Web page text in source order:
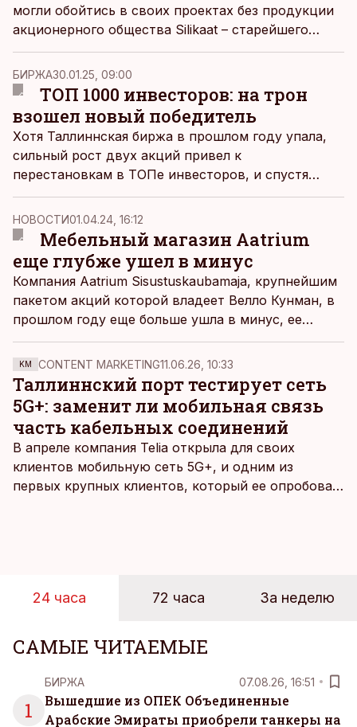
могли обойтись в своих проектах без продукции
акционерного общества Silikaat – старейшего
завода силикатных кирпичей, добившегося
успеха благодаря песку из Нымме, извести из
Вирумаа, российским военным заказам и
железной хватке управляющих.
БИРЖА30.01.25, 09:00
ТОП 1000 инвесторов: на трон
взошел новый победитель
Хотя Таллиннская биржа в прошлом году упала,
сильный рост двух акций привел к
перестановкам в ТОПе инвесторов, и спустя
несколько лет Май Каарепере пришлось уступить
первое место новому инвестору.
НОВОСТИ01.04.24, 16:12
Мебельный магазин Aatrium
еще глубже ушел в минус
Компания Aatrium Sisustuskaubamaja, крупнейшим
пакетом акций которой владеет Велло Кунман, в
прошлом году еще больше ушла в минус, ее
обороты также упали.
KM CONTENT MARKETING11.06.26, 10:33
Таллиннский порт тестирует сеть
5G+: заменит ли мобильная связь
часть кабельных соединений
В апреле компания Telia открыла для своих
клиентов мобильную сеть 5G+, и одним из
первых крупных клиентов, который ее опробовал,
24 часа 72 часа За неделю
САМЫЕ ЧИТАЕМЫЕ
1
БИРЖА 07.08.26, 16:51
Вышедшие из ОПЕК Объединенные
Арабские Эмираты приобрели танкеры на